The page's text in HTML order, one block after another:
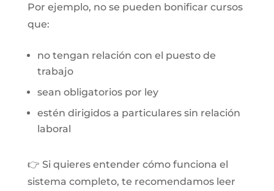
Por ejemplo, no se pueden bonificar cursos
que:
no tengan relación con el puesto de
trabajo
sean obligatorios por ley
estén dirigidos a particulares sin relación
laboral
👉 Si quieres entender cómo funciona el
sistema completo, te recomendamos leer